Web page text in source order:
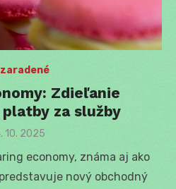
Zdieľanie
za služby
10. 2025
economy, známa aj ako
nový obchodný